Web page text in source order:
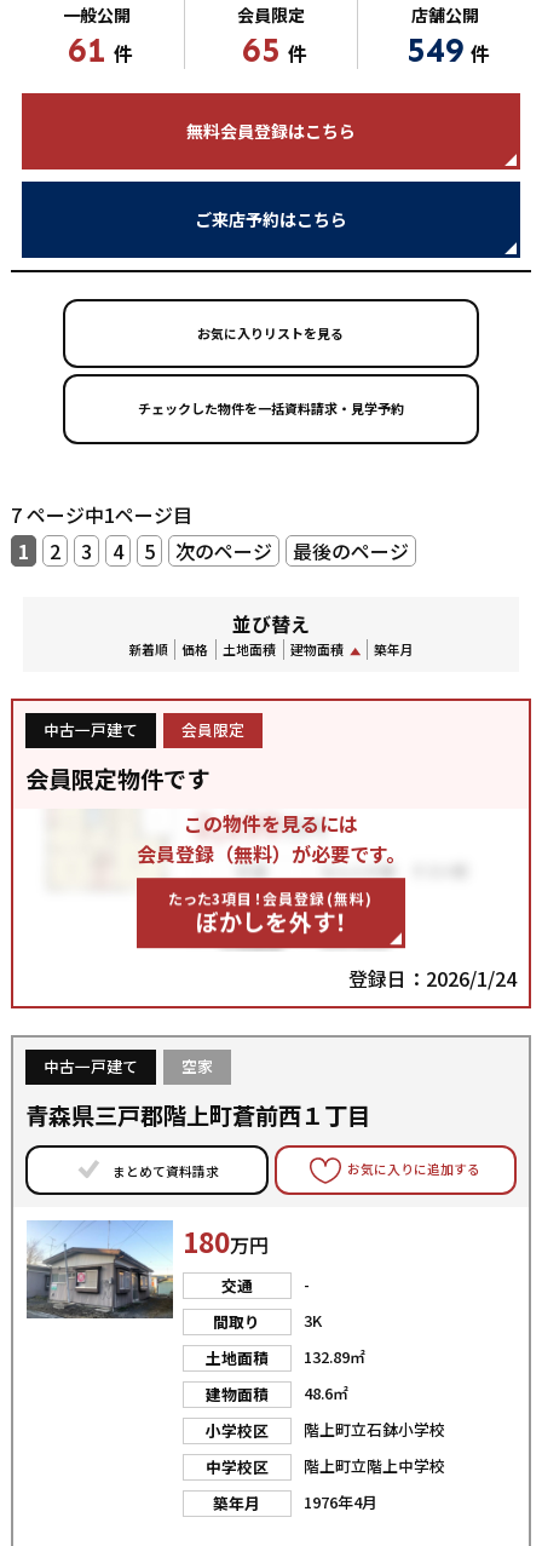
一般公開
61 件
会員限定
65 件
店舗公開
549 件
無料会員登録はこちら
ご来店予約はこちら
お気に入りリストを見る
7 ページ中1ページ目
1
2 3 4 5 次のページ 最後のページ
並び替え
新着順 価格 土地面積 建物面積 築年月
中古一戸建て 会員限定
会員限定物件です
この物件を見るには
会員登録（無料）が必要です。
たった3項目！会員登録(無料)
ぼかしを外す！
登録日：2026/1/24
中古一戸建て 空家
青森県三戸郡階上町蒼前西１丁目
まとめて資料請求 お気に入りに追加する
180万円
交通
-
間取り
3K
土地面積
132.89㎡
建物面積
48.6㎡
小学校区
階上町立石鉢小学校
中学校区
階上町立階上中学校
築年月
1976年4月